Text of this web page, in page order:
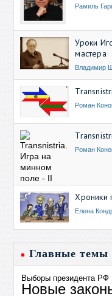
Рамиль
Уроки
мастера
Владимир
Роман
Роман
Хроники
Елена
Главные темы
Выборы президента РФ
Новые